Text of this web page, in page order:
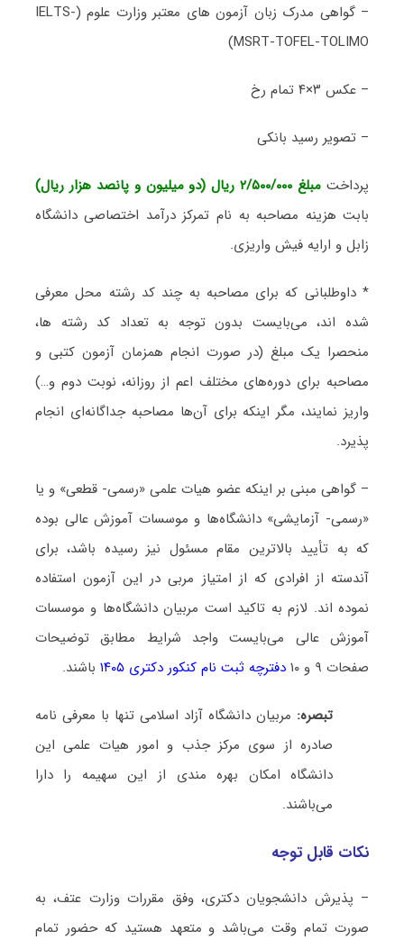
– گواهی مدرک زبان آزمون های معتبر وزارت علوم (IELTS-
MSRT-TOFEL-TOLIMO)
– عکس ۳×۴ تمام رخ
– تصویر رسید بانکی
پرداخت مبلغ ۲/۵۰۰/۰۰۰ ریال (دو میلیون و پانصد هزار ریال)
بابت هزینه مصاحبه به نام تمرکز درآمد اختصاصی دانشگاه
زابل و ارایه فیش واریزی.
* داوطلبانی که برای مصاحبه به چند کد رشته محل معرفی
شده اند، می‌بایست بدون توجه به تعداد کد رشته ها،
منحصرا یک مبلغ (در صورت انجام همزمان آزمون کتبی و
مصاحبه برای دوره‌های مختلف اعم از روزانه، نوبت دوم و…)
واریز نمایند، مگر اینکه برای آن‌ها مصاحبه جداگانه‌ای انجام
پذیرد.
– گواهی مبنی بر اینکه عضو هیات علمی «رسمی- قطعی» و یا
«رسمی- آزمایشی» دانشگاه‌ها و موسسات آموزش عالی بوده
که به تأیید بالاترین مقام مسئول نیز رسیده باشد، برای
آندسته از افرادی که از امتیاز مربی در این آزمون استفاده
نموده اند. لازم به تاکید است مربیان دانشگاه‌ها و موسسات
آموزش عالی می‌بایست واجد شرایط مطابق توضیحات
صفحات ۹ و ۱۰
دفترچه ثبت نام کنکور دکتری ۱۴۰۵ باشند.
تبصره: مربیان دانشگاه آزاد اسلامی تنها با معرفی نامه
صادره از سوی مرکز جذب و امور هیات علمی این
دانشگاه امکان بهره مندی از این سهیمه را دارا
می‌باشند.
نکات قابل توجه
– پذیرش دانشجویان دکتری، وفق مقررات وزارت عتف، به
صورت تمام وقت می‌باشد و متعهد هستید که حضور تمام